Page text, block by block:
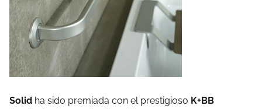
Solid ha sido premiada con el prestigioso K+BB